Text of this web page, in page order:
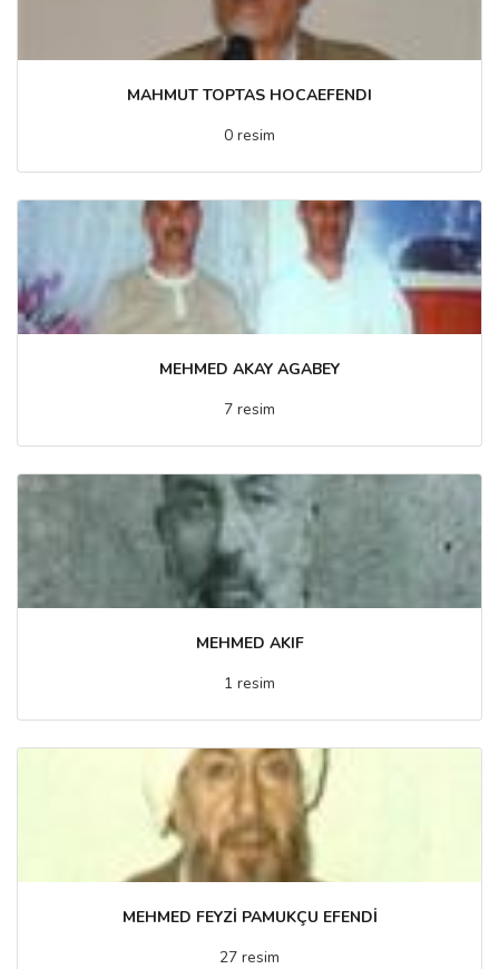
MAHMUT TOPTAS HOCAEFENDI
0 resim
MEHMED AKAY AGABEY
7 resim
MEHMED AKIF
1 resim
MEHMED FEYZİ PAMUKÇU EFENDİ
27 resim